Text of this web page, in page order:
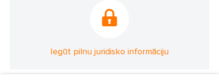
Iegūt pilnu juridisko informāciju